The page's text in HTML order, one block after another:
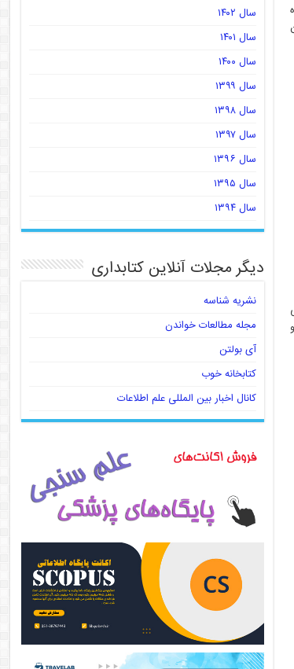
سال ۱۴۰۲
سال ۱۴۰۱
سال ۱۴۰۰
سال ۱۳۹۹
سال ۱۳۹۸
سال ۱۳۹۷
سال ۱۳۹۶
سال ۱۳۹۵
سال ۱۳۹۴
دیگر مجلات آنلاین کتابداری
نشریه شناسه
مجله مطالعات خواندن
آی بولتن
کتابخانه خوب
کانال اخبار بین المللی علم اطلاعات